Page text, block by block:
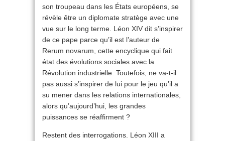
son troupeau dans les États européens, se
révèle être un diplomate stratège avec une
vue sur le long terme. Léon XIV dit s’inspirer
de ce pape parce qu’il est l’auteur de
Rerum novarum, cette encyclique qui fait
état des évolutions sociales avec la
Révolution industrielle. Toutefois, ne va-t-il
pas aussi s’inspirer de lui pour le jeu qu’il a
su mener dans les relations internationales,
alors qu’aujourd’hui, les grandes
puissances se réaffirment ?
Restent des interrogations. Léon XIII a